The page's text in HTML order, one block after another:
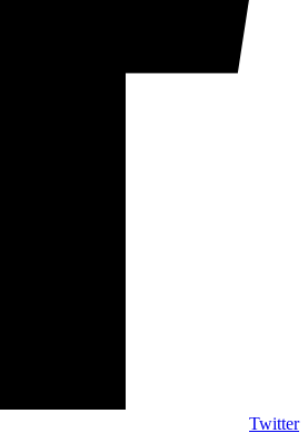
Twitter